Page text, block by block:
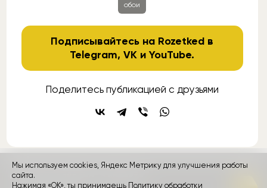
обои
Подписывайтесь на Rozetked в
Telegram,VK иYouTube.
Поделитесь публикацией с друзьями
контакты
Мы используем cookies, Яндекс Метрику для улучшения работы
сайта.
Нажимая «ОК», ты принимаешь Политику обработки